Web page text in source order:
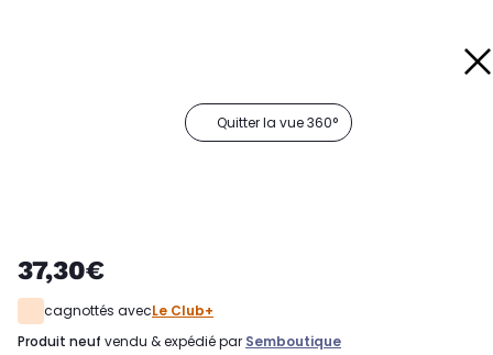
Quitter la vue 360°
37,30€
cagnottés avecLe Club+
produit neuf vendu & expédié par Semboutique